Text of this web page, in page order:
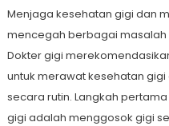
Menjaga kesehatan gigi dan
mencegah berbagai
Dokter gigi
untuk merawat kesehatan
secara rutin. Langkah
gigi adalah menggosok gigi